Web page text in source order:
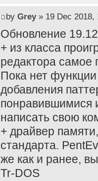
by Grey» 19 Dec 2018,
Обновление
+ из класса
редактора самое
Пока нет
добавления
понравившимися
написать свою
+ драйвер
стандарта.
же как и ранее,
Tr-DOS